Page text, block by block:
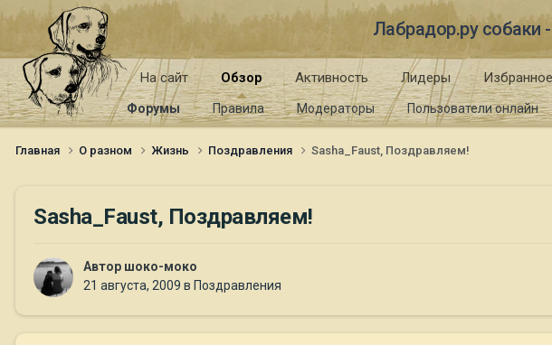
Лабрадор.ру собаки
На сайт Обзор
Форумы Правила Модераторы Пользователи онлайн
Активность Лидеры Избранное
Главная О разном Жизнь Поздравления Sasha_Faust, Поздравляем!
Sasha_Faust, Поздравляем!
Автор шоко-моко
21 августа, 2009 в Поздравления